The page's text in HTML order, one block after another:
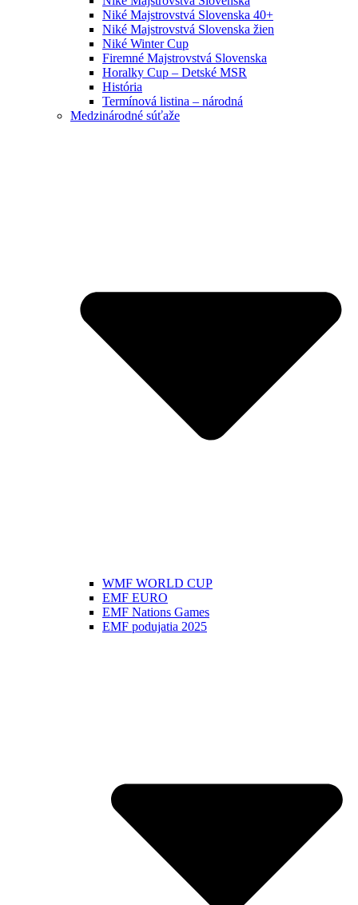
Niké Majstrovstvá Slovenska 40+
Niké Majstrovstvá Slovenska žien
Niké Winter Cup
Firemné Majstrovstvá Slovenska
Horalky Cup – Detské MSR
História
Termínová listina – národná
Medzinárodné súťaže
WMF WORLD CUP
EMF EURO
EMF Nations Games
EMF podujatia 2025